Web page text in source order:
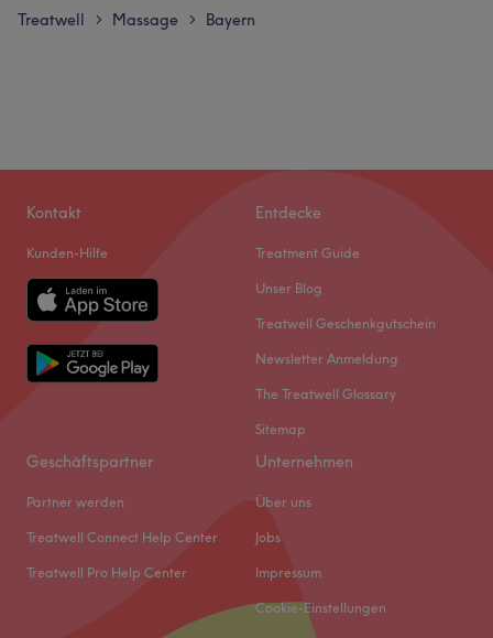
Treatwell > Massage > Bayern
Kontakt
Kunden-Hilfe
Entdecke
Treatment Guide
Unser Blog
Treatwell Geschenkgutschein
Newsletter Anmeldung
The Treatwell Glossary
Sitemap
Geschäftspartner
Partner werden
Treatwell Connect Help Center
Treatwell Pro Help Center
Unternehmen
Über uns
Jobs
Impressum
Cookie-Einstellungen